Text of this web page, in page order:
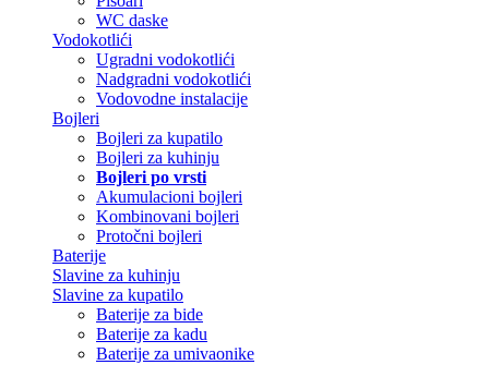
WC daske
Vodokotlići
Ugradni vodokotlići
Nadgradni vodokotlići
Vodovodne instalacije
Bojleri
Bojleri za kupatilo
Bojleri za kuhinju
Bojleri po vrsti
Akumulacioni bojleri
Kombinovani bojleri
Protočni bojleri
Baterije
Slavine za kuhinju
Slavine za kupatilo
Baterije za bide
Baterije za kadu
Baterije za umivaonike